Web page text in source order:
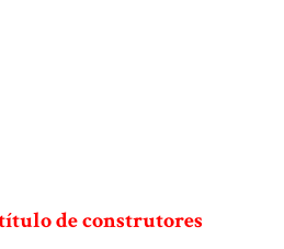
de construtores